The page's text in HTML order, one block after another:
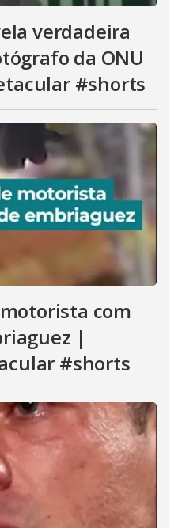
verdadeira
da ONU
#shorts
com
|
#shorts